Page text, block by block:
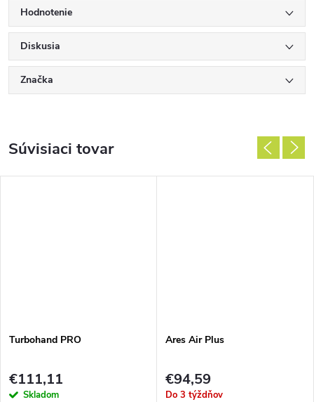
Hodnotenie
Diskusia
Značka
Súvisiaci tovar
Turbohand PRO
€111,11
Skladom
Ares Air Plus
€94,59
Do 3 týždňov